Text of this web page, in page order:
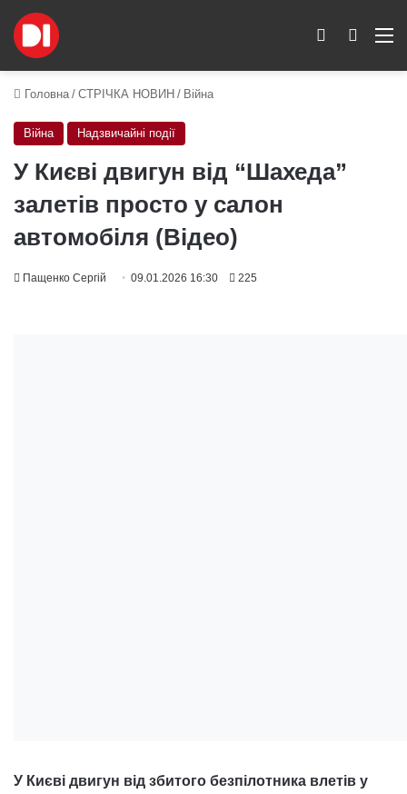
Пошук
Switch skin
Головна / СТРІЧКА НОВИН / Війна
Війна Надзвичайні події
У Києві двигун від “Шахеда”
залетів просто у салон
автомобіля (Відео)
Пащенко Сергій 09.01.2026 16:30 225
У Києві двигун від збитого безпілотника влетів у